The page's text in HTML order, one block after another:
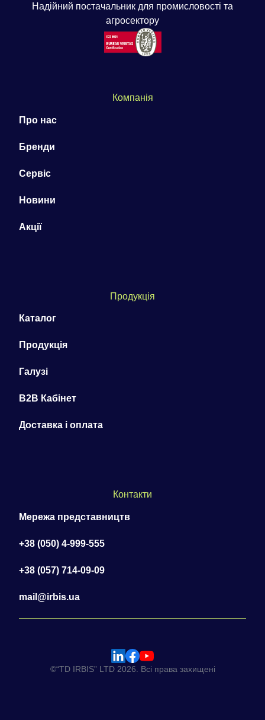
Надійний постачальник для промисловості та
агросектору
Компанія
Про нас
Бренди
Сервіс
Новини
Акції
Продукція
Каталог
Продукція
Галузі
B2B Кабінет
Доставка і оплата
Контакти
Мережа представництв
+38 (050) 4-999-555
+38 (057) 714-09-09
mail@irbis.ua
©“TD IRBIS” LTD 2026. Всі права захищені